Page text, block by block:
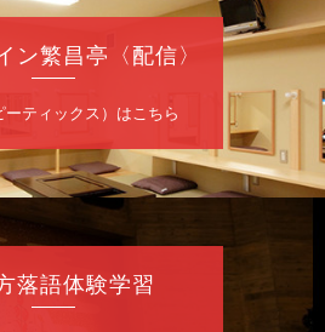
と芝居をしてみる会
桂団治郎／桂弥太郎／桂米舞／是
6時30分（6時開場）全席指定
米朝事務所 06-6365-8281（平日
）
配信あり
らをクリック
ン繁昌亭〈配信〉
ーティックス）はこちら
落語体験学習